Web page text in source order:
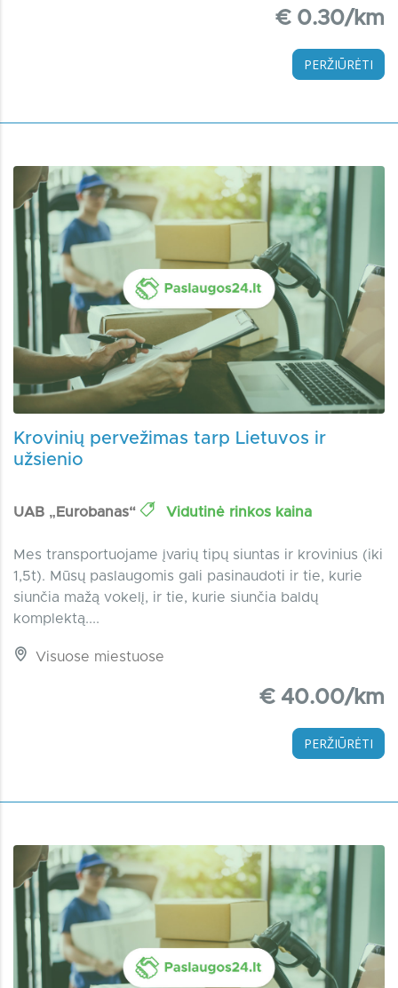
€ 0.30/km
PERŽIŪRĖTI
Krovinių pervežimas tarp Lietuvos ir
užsienio
UAB „Eurobanas“ Vidutinė rinkos kaina
Mes transportuojame įvarių tipų siuntas ir krovinius (iki
1,5t). Mūsų paslaugomis gali pasinaudoti ir tie, kurie
siunčia mažą vokelį, ir tie, kurie siunčia baldų
komplektą....
Visuose miestuose
€ 40.00/km
PERŽIŪRĖTI